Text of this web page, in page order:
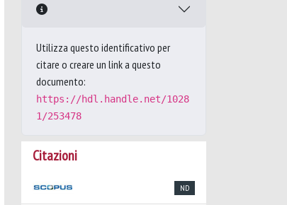
Utilizza questo identificativo per
citare o creare un link a questo
documento:
https://hdl.handle.net/1028
1/253478
Citazioni
ND